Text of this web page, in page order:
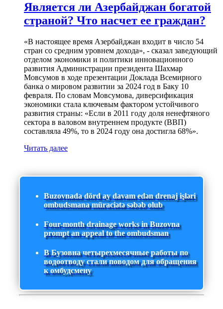
Является ли Азербайджан богатой
страной? Что насчет ее граждан?
«В настоящее время Азербайджан входит в число 54
стран со средним уровнем дохода», - сказал заведующий
отделом экономики и политики инновационного
развития Администрации президента Шахмар
Мовсумов в ходе презентации Доклада Всемирного
банка о мировом развитии за 2024 год в Баку 10
февраля. По словам Мовсумова, диверсификация
экономики стала ключевым фактором устойчивого
развития страны: «Если в 2011 году доля ненефтяного
сектора в валовом внутреннем продукте (ВВП)
составляла 49%, то в 2024 году она достигла 68%».
Читать далее
Buzovnada dörd ay davam edən drenaj işləri
ombudsmana müraciətə səbəb olub
Four-month drainage works in Buzovna
prompt an appeal to the ombudsman
В Бузовна четырехмесячные работы по
водоотводу стали поводом для обращения
к омбудсмену